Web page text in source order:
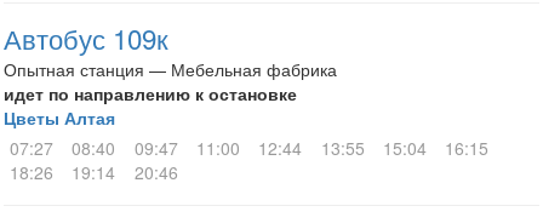
Автобус 109к
Опытная станция — Мебельная фабрика
идет по направлению к остановке
Цветы Алтая
07:27
08:40 09:47 11:00 12:44 13:55 15:04
16:15
18:26
19:14 20:46